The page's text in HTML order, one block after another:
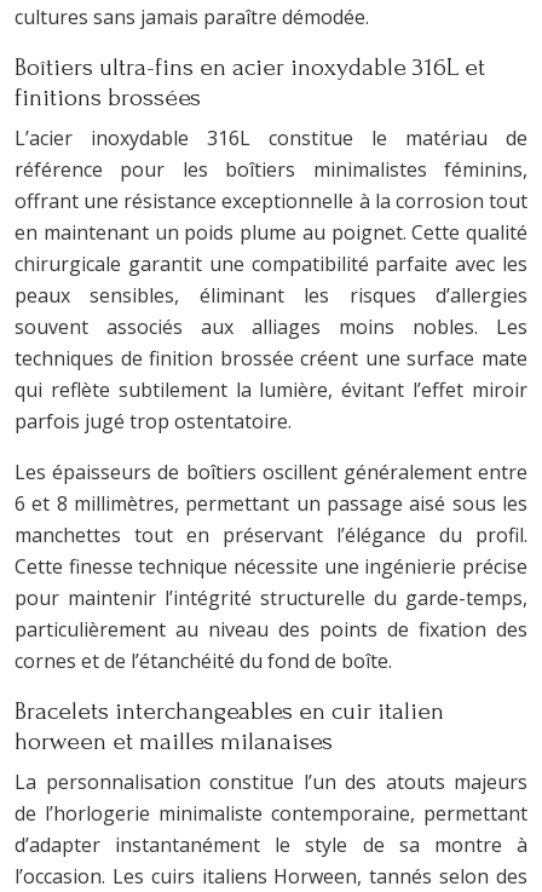
cultures sans jamais paraître démodée.
Boîtiers ultra-fins en acier inoxydable 316L et
finitions brossées
L’acier inoxydable 316L constitue le matériau de
référence pour les boîtiers minimalistes féminins,
offrant une résistance exceptionnelle à la corrosion tout
en maintenant un poids plume au poignet. Cette qualité
chirurgicale garantit une compatibilité parfaite avec les
peaux sensibles, éliminant les risques d’allergies
souvent associés aux alliages moins nobles. Les
techniques de finition brossée créent une surface mate
qui reflète subtilement la lumière, évitant l’effet miroir
parfois jugé trop ostentatoire.
Les épaisseurs de boîtiers oscillent généralement entre
6 et 8 millimètres, permettant un passage aisé sous les
manchettes tout en préservant l’élégance du profil.
Cette finesse technique nécessite une ingénierie précise
pour maintenir l’intégrité structurelle du garde-temps,
particulièrement au niveau des points de fixation des
cornes et de l’étanchéité du fond de boîte.
Bracelets interchangeables en cuir italien
horween et mailles milanaises
La personnalisation constitue l’un des atouts majeurs
de l’horlogerie minimaliste contemporaine, permettant
d’adapter instantanément le style de sa montre à
l’occasion. Les cuirs italiens Horween, tannés selon des